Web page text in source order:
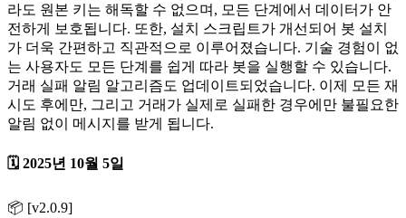
라도 원본 키는 해독할 수 없으며, 모든 단계에서 데이터가 안
전하게 보호됩니다. 또한, 설치 스크립트가 개선되어 봇 설치
가 더욱 간편하고 직관적으로 이루어졌습니다. 기술 경험이 없
는 사용자도 모든 단계를 쉽게 따라 봇을 실행할 수 있습니다.
거래 실패 알림 알고리즘도 업데이트되었습니다. 이제 모든 재
시도 후에만, 그리고 거래가 실제로 실패한 경우에만 불필요한
알림 없이 메시지를 받게 됩니다.
🗓️ 2025년 10월 5일
📦 [v2.0.9]